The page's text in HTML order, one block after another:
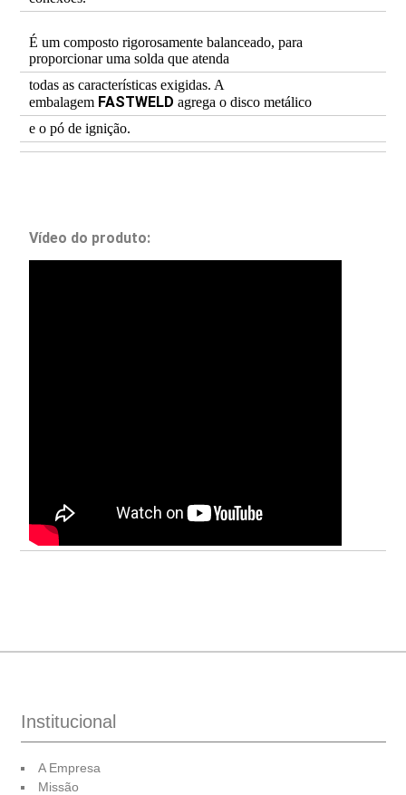
É um composto rigorosamente balanceado, para
proporcionar uma solda que atenda
todas as características exigidas. A
embalagem FASTWELD agrega o disco metálico
e o pó de ignição.
Vídeo do produto:
Institucional
A Empresa
Missão